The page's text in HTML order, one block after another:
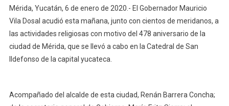
Gobernador
Mauricio
Vila
Dosal
Eucarística
Mérida, Yucatán, 6 de enero de 2020.- El Gobernador Mauricio
Vila Dosal acudió esta mañana, junto con cientos de meridanos, a
las actividades religiosas con motivo del 478 aniversario de la
ciudad de Mérida, que se llevó a cabo en la Catedral de San
Ildefonso de la capital yucateca.
Acompañado del alcalde de esta ciudad, Renán Barrera Concha;